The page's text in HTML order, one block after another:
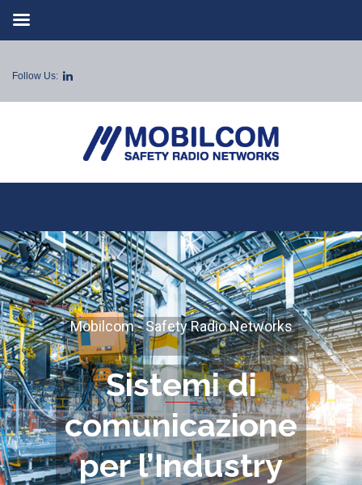
Follow Us:
Sistemi di
comunicazione
per l’Industry
Mobilcom - Safety Radio Networks